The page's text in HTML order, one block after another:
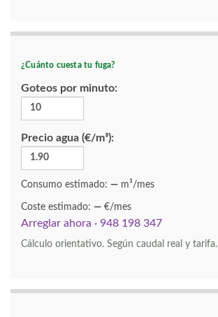
¿Cuánto cuesta tu fuga?
Goteos por minuto:
Precio agua (€/m³):
Consumo estimado: — m³/mes
Coste estimado: — €/mes
Arreglar ahora · 948 198 347
Cálculo orientativo. Según caudal real y tarifa.